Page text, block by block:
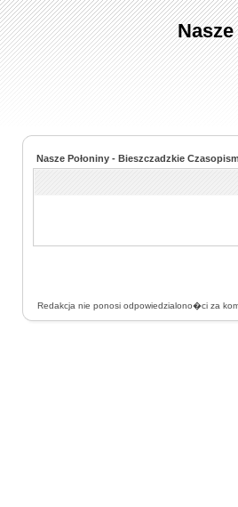
Nasze Połoniny - Bieszczadzkie
Redakcja nie ponosi odpowiedzialono�ci za